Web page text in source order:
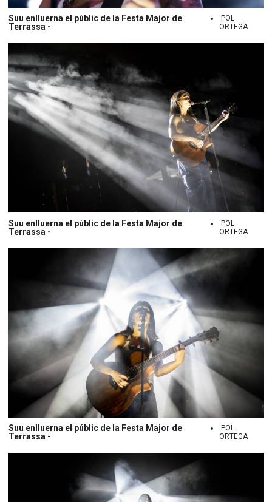
Suu enlluerna el públic de la Festa Major de
Terrassa -
POL
ORTEGA
Suu enlluerna el públic de la Festa Major de
Terrassa -
POL
ORTEGA
Suu enlluerna el públic de la Festa Major de
Terrassa -
POL
ORTEGA